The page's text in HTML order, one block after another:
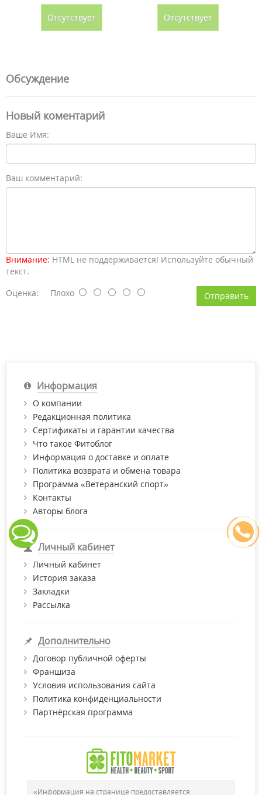
Отсутствует Отсутствует
Обсуждение
Новый коментарий
Ваше Имя:
Ваш комментарий:
Внимание: HTML не поддерживается! Используйте обычный
текст.
Оценка: Плохо Отправить
Информация
О компании
Редакционная политика
Сертификаты и гарантии качества
Что такое Фитоблог
Информация о доставке и оплате
Политика возврата и обмена товара
Программа «Ветеранский спорт»
Контакты
Авторы блога
Личный кабинет
Личный кабинет
История заказа
Закладки
Рассылка
Дополнительно
Договор публичной оферты
Франшиза
Условия использования сайта
Политика конфиденциальности
Партнёрская программа
«Информация на странице предоставляется